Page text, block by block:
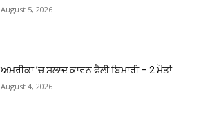
August 5, 2026
ਅਮਰੀਕਾ ’ਚ ਸਲਾਦ ਕਾਰਨ ਫੈਲੀ ਬਿਮਾਰੀ – 2 ਮੌਤਾਂ
August 4, 2026